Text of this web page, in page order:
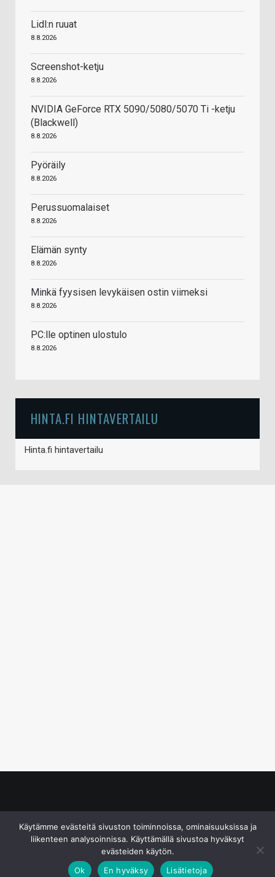
Lidl:n ruuat
8.8.2026
Screenshot-ketju
8.8.2026
NVIDIA GeForce RTX 5090/5080/5070 Ti -ketju
(Blackwell)
8.8.2026
Pyöräily
8.8.2026
Perussuomalaiset
8.8.2026
Elämän synty
8.8.2026
Minkä fyysisen levykäisen ostin viimeksi
8.8.2026
PC:lle optinen ulostulo
8.8.2026
HINTA.FI HINTAVERTAILU
Hinta.fi hintavertailu
Käytämme evästeitä sivuston toiminnoissa, ominaisuuksissa ja
liikenteen analysoinnissa. Käyttämällä sivustoa hyväksyt
evästeiden käytön.
Ok
En hyväksy Lisätietoja